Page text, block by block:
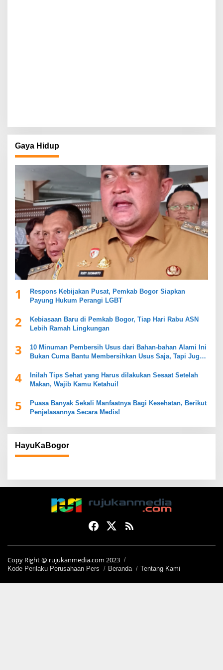
Gaya Hidup
1
Respons Kebijakan Pusat, Pemkab Bogor Siapkan
Payung Hukum Perangi LGBT
2
Kebiasaan Baru di Pemkab Bogor, Tiap Hari Rabu ASN
Lebih Ramah Lingkungan
3
10 Minuman Pembersih Usus dari Bahan-bahan Alami Ini
Bukan Cuma Bantu Membersihkan Usus Saja, Tapi Juga
4
Inilah Tips Sehat yang Harus dilakukan Sesaat Setelah
Makan, Wajib Kamu Ketahui!
5
Puasa Banyak Sekali Manfaatnya Bagi Kesehatan, Berikut
Penjelasannya Secara Medis!
HayuKaBogor
Copy Right @ rujukanmedia.com 2023
Kode Perilaku Perusahaan Pers Beranda Tentang Kami